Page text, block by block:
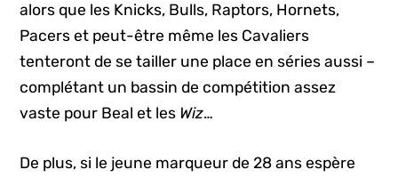
alors que les Knicks, Bulls, Raptors, Hornets,
Pacers et peut-être même les Cavaliers
tenteront de se tailler une place en séries aussi –
complétant un bassin de compétition assez
vaste pour Beal et les Wiz…
De plus, si le jeune marqueur de 28 ans espère